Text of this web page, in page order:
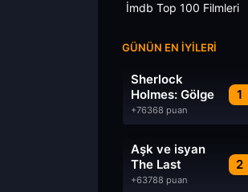
İmdb Top 100 Filmleri
GÜNÜN EN İYILERI
1
Sherlock
Holmes: Gölge
Oyunları
+76368 puan
2
Aşk ve isyan
The Last
Parasido izle
+63788 puan